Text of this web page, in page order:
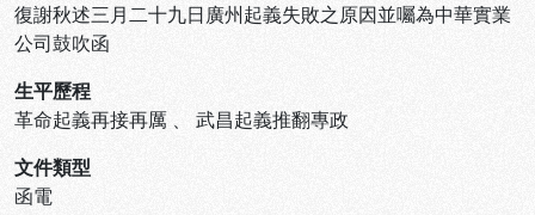
復謝秋述三月二十九日廣州起義失敗之原因並囑為中華實業
公司鼓吹函
生平歷程
革命起義再接再厲 、 武昌起義推翻專政
文件類型
函電